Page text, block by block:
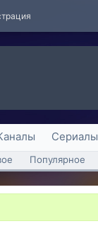
Сериалы
Популярное